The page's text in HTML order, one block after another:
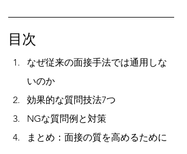
目次
なぜ従来の面接手法では通用しな
いのか
効果的な質問技法7つ
NGな質問例と対策
まとめ：面接の質を高めるために